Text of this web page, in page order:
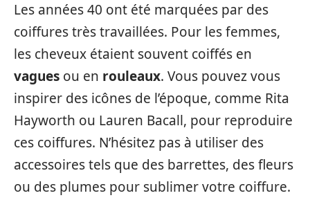
Les années 40 ont été marquées par des
coiffures très travaillées. Pour les femmes,
les cheveux étaient souvent coiffés en
vagues ou en rouleaux. Vous pouvez vous
inspirer des icônes de l’époque, comme Rita
Hayworth ou Lauren Bacall, pour reproduire
ces coiffures. N’hésitez pas à utiliser des
accessoires tels que des barrettes, des fleurs
ou des plumes pour sublimer votre coiffure.